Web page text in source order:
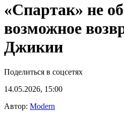
«Спартак» не
возможное
Джикии
Поделиться в соцсетях
14.05.2026, 15:00
Автор: Modern